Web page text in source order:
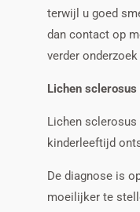
terwijl u goed
dan contact op
verder
Lichen
Lichen sclerosus
kinderleeftijd
De diagnose is
moeilijker te